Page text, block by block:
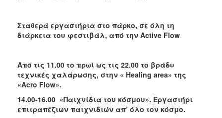
Σταθερά εργαστήρια στο πάρκο, σε όλη τη
διάρκεια του φεστιβάλ, από την Αctive Flow
Από τις 11.00 το πρωί ως τις 22.00 το βράδυ
τεχνικές χαλάρωσης, στην « Healing area» της
«Acro Flow».
14.00-16.00 «Παιχνίδια του κόσμου». Εργαστήρι
επιτραπέζιων παιχνιδιών απ’ όλο τον κόσμο.